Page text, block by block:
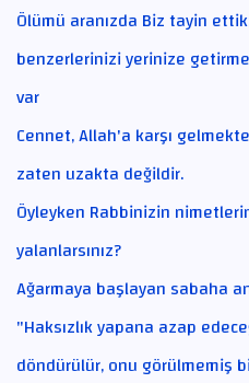
Ölümü aranızda Biz tayin
benzerlerinizi yerinize
var
Cennet, Allah'a karşı
zaten uzakta değildir.
Öyleyken Rabbinizin
yalanlarsınız?
Ağarmaya başlayan sabaha
"Haksızlık yapana azap
döndürülür, onu görülmemiş